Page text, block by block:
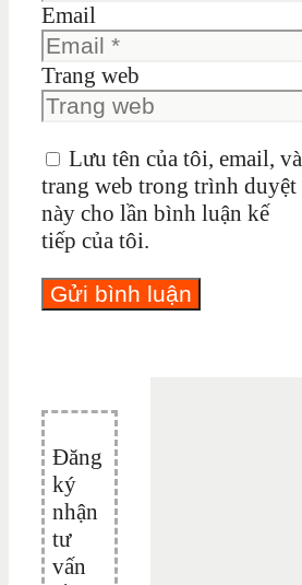
Email
Trang web
Lưu tên của tôi, email, và
trang web trong trình duyệt
này cho lần bình luận kế
tiếp của tôi.
Đăng
ký
nhận
tư
vấn